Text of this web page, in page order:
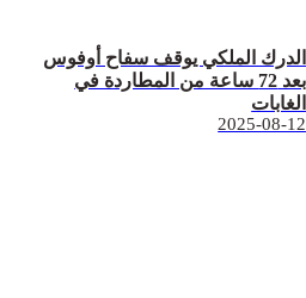
الدرك الملكي يوقف سفاح أوفوس
بعد 72 ساعة من المطاردة في
الغابات
2025-08-12